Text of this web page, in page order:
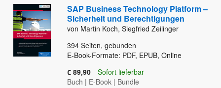
SAP Business Technology Platform –
Sicherheit und Berechtigungen
von Martin Koch, Siegfried Zeilinger
394 Seiten, gebunden
E-Book-Formate: PDF, EPUB, Online
€ 89,90
Sofort lieferbar
Buch | E-Book | Bundle